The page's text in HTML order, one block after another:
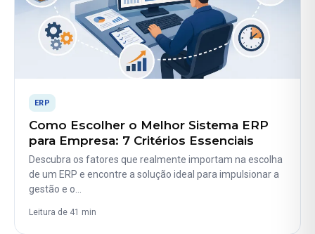
ERP
Como Escolher o Melhor Sistema ERP
para Empresa: 7 Critérios Essenciais
Descubra os fatores que realmente importam na escolha
de um ERP e encontre a solução ideal para impulsionar a
gestão e o…
Leitura de 41 min